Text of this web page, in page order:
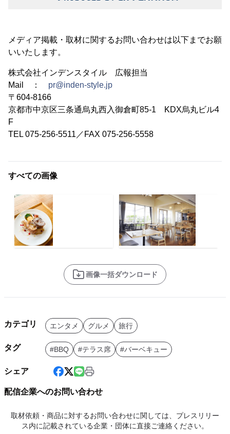
メディア掲載・取材に関するお問い合わせは以下までお願
いいたします。
株式会社インデンスタイル 広報担当
Mail ： pr@inden-style.jp
〒604-8166
京都市中京区三条通烏丸西入御倉町85-1 KDX烏丸ビル4
F
TEL 075-256-5511／FAX 075-256-5558
すべての画像
画像一括ダウンロード
カテゴリ エンタメ グルメ 旅行
タグ #BBQ #テラス席 #バーベキュー
シェア
配信企業へのお問い合わせ
取材依頼・商品に対するお問い合わせに関しては、プレスリリー
ス内に記載されている企業・団体に直接ご連絡ください。